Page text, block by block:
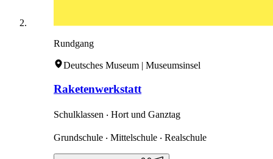
Rundgang
Deutsches Museum | Museumsinsel
Raketenwerkstatt
Schulklassen ‧ Hort und Ganztag
Grundschule ‧ Mittelschule ‧ Realschule